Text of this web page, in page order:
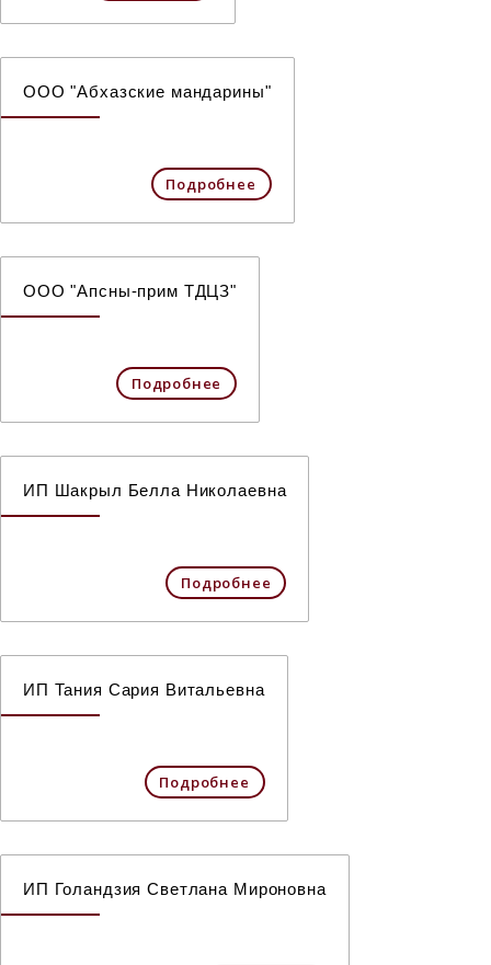
ООО "Абхазские мандарины"
Подробнее
ООО "Апсны-прим ТДЦЗ"
Подробнее
ИП Шакрыл Белла Николаевна
Подробнее
ИП Тания Сария Витальевна
Подробнее
ИП Голандзия Светлана Мироновна